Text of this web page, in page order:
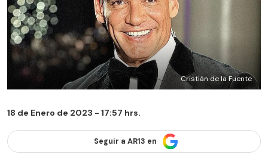
Cristián de la Fuente
18 de Enero de 2023 - 17:57 hrs.
Seguir a AR13 en